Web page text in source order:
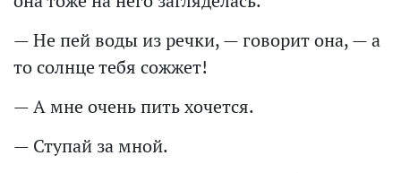
— Не пей воды из речки, — говорит она, — а
то солнце тебя сожжет!
— А мне очень пить хочется.
— Ступай за мной.